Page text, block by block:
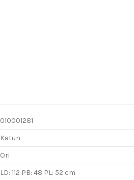
010001281
Katun
Ori
LD: 112 PB: 48 PL: 52 cm